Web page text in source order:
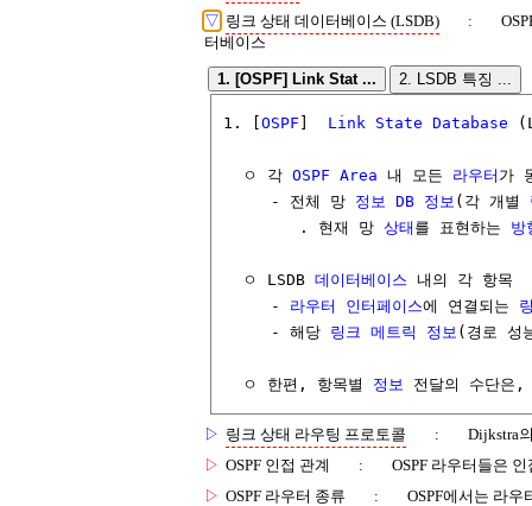
▽ 링크 상태 데이터베이스 (LSDB) :
터베이스
1. [OSPF] Link Stat ... 2. LSDB 특징 ...
1. [OSPF ] Link State Database
  ㅇ 각
OSPF Area 내 모든 라우터 가
     - 전체 망
정보 DB 정보 (각 개별
        . 현재 망
상태 를 표현하는 방
  ㅇ LSDB
데이터베이스 내의 각
     -
라우터 인터페이스에 연결되는
     - 해당
링크 메트릭 정보 (경로 성
  ㅇ 한편, 항목별
정보 전달의 수단은
▷ 링크 상태 라우팅 프로토콜 :
Dijkstra
▷ OSPF 인접 관계 :
OSPF 라우터들은
▷ OSPF 라우터 종류 :
OSPF에서는 라